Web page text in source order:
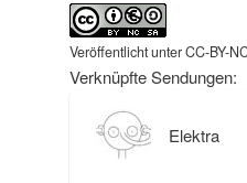
Veröffentlicht unter CC-BY-
Verknüpfte Sendungen:
Elektra